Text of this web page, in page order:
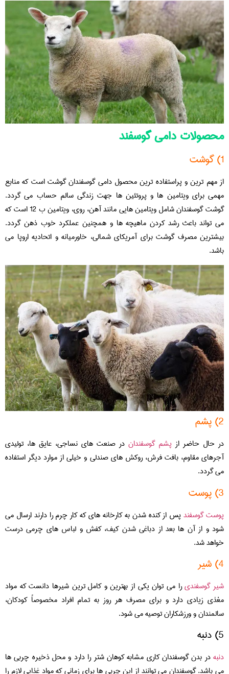
محصولات دامی گوسفند
1) گوشت
از مهم ترین و پراستفاده ترین محصول دامی گوسفندان گوشت است که منابع
مهمی برای ویتامین ها و پروتئین ها جهت زندگی سالم حساب می گردد.
گوشت گوسفندان شامل ویتامین هایی مانند آهن، روی، ویتامین ب 12 است که
می تواند باعث رشد کردن ماهیچه ها و همچنین عملکرد خوب ذهن گردد.
بیشترین مصرف گوشت برای آمریکای شمالی، خاورمیانه و اتحادیه اروپا می
باشد.
2) پشم
در حال حاضر از پشم گوسفندان در صنعت های نساجی، عایق ها، تولیدی
آجرهای مقاوم، بافت فرش، روکش های صندلی و خیلی از موارد دیگر استفاده
می گردد.
3) پوست
پوست گوسفندپس از کنده شدن به کارخانه های که کار چرم را دارند ارسال می
شود و از آن ها بعد از دباغی شدن کیف، کفش و لباس های چرمی درست
خواهد شد.
4) شیر
شیر گوسفندیرا می توان یکی از بهترین و کامل ترین شیرها دانست که مواد
مغذی زیادی دارد و برای مصرف هر روز به تمام افراد مخصوصاً کودکان،
سالمندان و ورزشکاران توصیه می شود.
5) دنبه
دنبهدر بدن گوسفندان کاری مشابه کوهان شتر را دارد و محل ذخیره چربی ها
می باشد. گوسفندان می توانند از این چربی ها برای زمانی که مواد غذایی لازم را